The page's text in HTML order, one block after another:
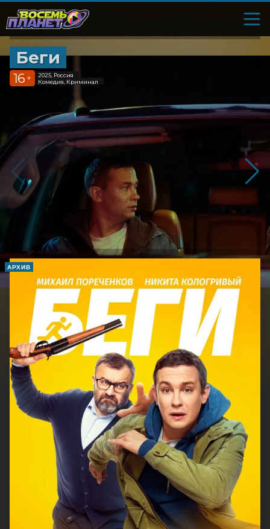
Беги
16 +
2025, Россия
Комедия, Криминал
АРХИВ